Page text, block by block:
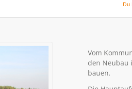
Du
Vom
den Neubau
bauen.